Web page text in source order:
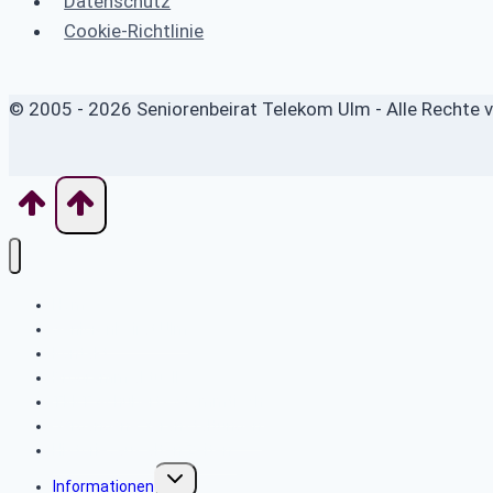
Cookie-Richtlinie
© 2005 - 2026 Seniorenbeirat Telekom Ulm - Alle Rechte
Informationen
Untermenü
umschalten